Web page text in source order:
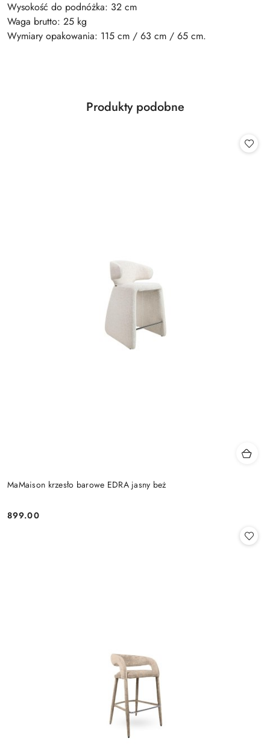
Wysokość do podnóżka: 32 cm
Waga brutto: 25 kg
Wymiary opakowania: 115 cm / 63 cm / 65 cm.
Pomiń karuzelę produktów
Produkty
Produkty podobne
MaMaison krzesło barowe EDRA jasny beż
Cena:
899.00